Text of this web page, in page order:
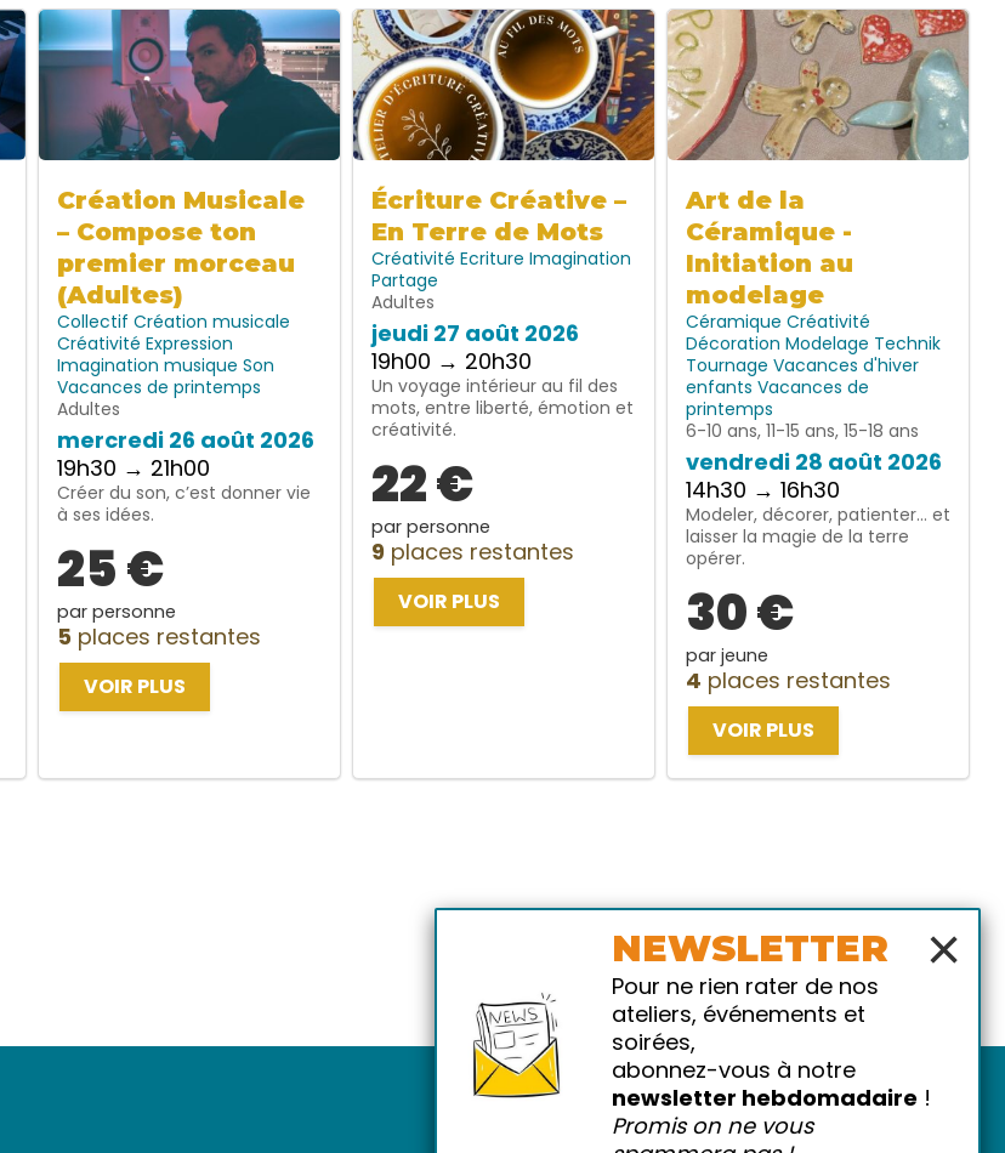
Création Musicale
– Compose ton
premier morceau
(Adultes)
Collectif Création musicale
Créativité Expression
Imagination musique Son
Vacances de printemps
Adultes
mercredi 26 août 2026
19h30 → 21h00
Créer du son, c’est donner vie
à ses idées.
25 €
par personne
5 places restantes
VOIR PLUS
Écriture Créative –
En Terre de Mots
Créativité Ecriture Imagination
Partage
Adultes
jeudi 27 août 2026
19h00 → 20h30
Un voyage intérieur au fil des
mots, entre liberté, émotion et
créativité.
22 €
par personne
9 places restantes
VOIR PLUS
Art de la
Céramique -
Initiation au
modelage
Céramique Créativité
Décoration Modelage Technik
Tournage Vacances d'hiver
enfants Vacances de
printemps
6-10 ans, 11-15 ans, 15-18 ans
vendredi 28 août 2026
14h30 → 16h30
Modeler, décorer, patienter… et
laisser la magie de la terre
opérer.
30 €
par jeune
4 places restantes
VOIR PLUS
×
NEWSLETTER
Pour ne rien rater de nos
ateliers, événements et
soirées,
abonnez-vous à notre
newsletter hebdomadaire !
Promis on ne vous